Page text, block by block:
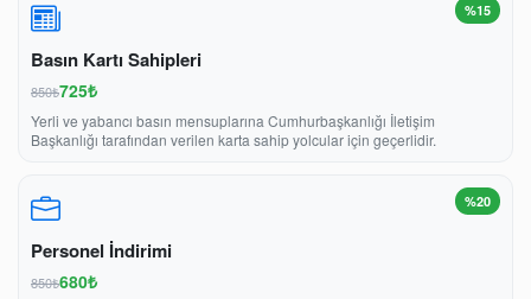
%15
Basın Kartı Sahipleri
850₺725₺
Yerli ve yabancı basın mensuplarına Cumhurbaşkanlığı İletişim
Başkanlığı tarafından verilen karta sahip yolcular için geçerlidir.
%20
Personel İndirimi
850₺680₺